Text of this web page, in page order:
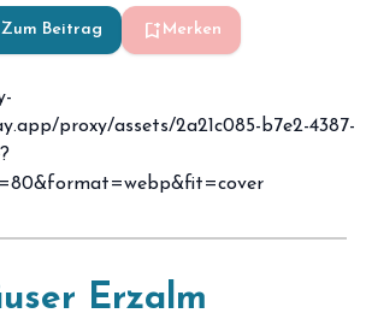
Zum Beitrag bookmark_add Merken
Erzalm